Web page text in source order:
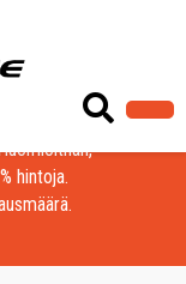
seurasi tai
hintoja.